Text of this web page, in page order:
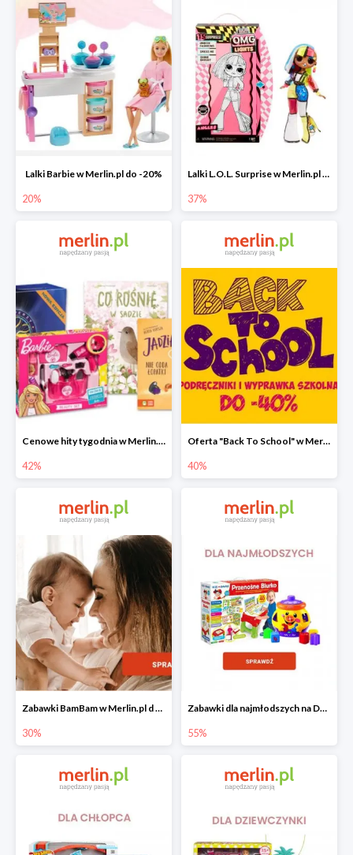
Lalki Barbie w Merlin.pl do -20%
20%
Lalki L.O.L. Surprise w Merlin.pl do -37%
37%
Cenowe hity tygodnia w Merlin.pl do -42%
42%
Oferta "Back To School" w Merlin.pl do -40%
40%
Zabawki BamBam w Merlin.pl d -30%
30%
Zabawki dla najmłodszych na Dzień Dziecka w Merlin.pl do -55%
55%